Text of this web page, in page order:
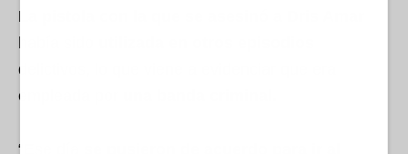
La pistola con la que se asesinó a Dris Amar
había sido
delictivos, lo que viene a evidenciar que era
empleada por
“Ese día